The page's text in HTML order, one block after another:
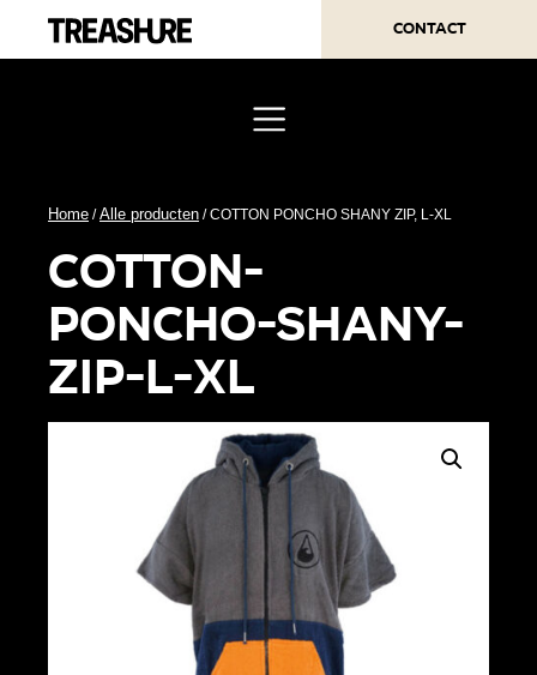
Contact
Home /Alle producten / COTTON PONCHO SHANY ZIP, L-XL
cotton-
poncho-shany-
zip-l-xl